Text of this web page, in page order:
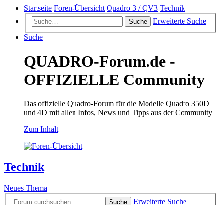
Startseite Foren-Übersicht Quadro 3 / QV3 Technik
Suche
Erweiterte Suche
Suche
QUADRO-Forum.de -
OFFIZIELLE Community
Das offizielle Quadro-Forum für die Modelle Quadro 350D
und 4D mit allen Infos, News und Tipps aus der Community
Zum Inhalt
Technik
Neues Thema
Suche
Erweiterte Suche